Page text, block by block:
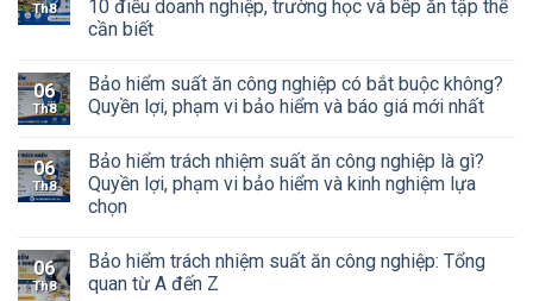
Th8
10 điều doanh nghiệp, trường học và bếp ăn tập thể
cần biết
06
Th8
Bảo hiểm suất ăn công nghiệp có bắt buộc không?
Quyền lợi, phạm vi bảo hiểm và báo giá mới nhất
06
Th8
Bảo hiểm trách nhiệm suất ăn công nghiệp là gì?
Quyền lợi, phạm vi bảo hiểm và kinh nghiệm lựa
chọn
06
Th8
Bảo hiểm trách nhiệm suất ăn công nghiệp: Tổng
quan từ A đến Z